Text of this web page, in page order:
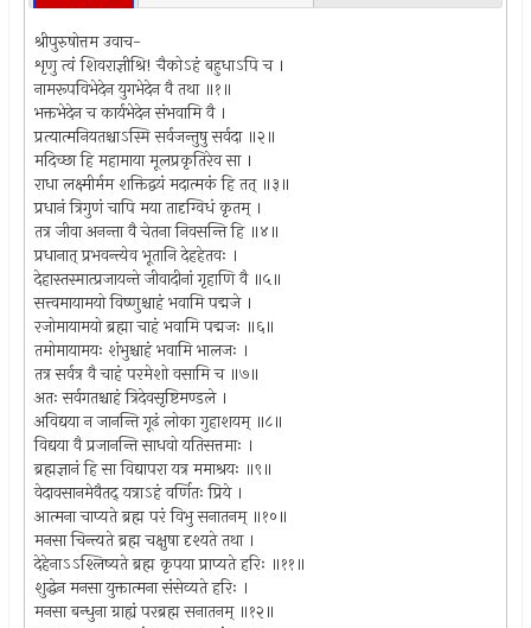
श्रीपुरुषोत्तम उवाच-
शृणु त्वं शिवराज्ञीश्रि! चैकोऽहं बहुधाऽपि च ।
नामरूपविभेदेन युगभेदेन वै तथा ॥१॥
भक्तभेदेन च कार्यभेदेन संभवामि वै ।
प्रत्यात्मनियतश्चाऽस्मि सर्वजन्तुषु सर्वदा ॥२॥
मदिच्छा हि महामाया मूलप्रकृतिरेव सा ।
राधा लक्ष्मीर्मम शक्तिद्वयं मदात्मकं हि तत् ॥३॥
प्रधानं त्रिगुणं चापि मया तादृग्विधं कृतम् ।
तत्र जीवा अनन्ता वै चेतना निवसन्ति हि ॥४॥
प्रधानात् प्रभवन्त्येव भूतानि देहहेतवः ।
देहास्तस्मात्प्रजायन्ते जीवादीनां गृहाणि वै ॥५॥
सत्त्वमायामयो विष्णुश्चाहं भवामि पद्मजे ।
रजोमायामयो ब्रह्मा चाहं भवामि पद्मजः ॥६॥
तमोमायामयः शंभुश्चाहं भवामि भालजः ।
तत्र सर्वत्र वै चाहं परमेशो वसामि च ॥७॥
अतः सर्वगतश्चाहं त्रिदेवसृष्टिमण्डले ।
अविद्यया न जानन्ति गूढं लोका गुहाशयम् ॥८॥
विद्यया वै प्रजानन्ति साधवो यतिसत्तमाः ।
ब्रह्मज्ञानं हि सा विद्यापरा यत्र ममाश्रयः ॥९॥
वेदावसानमेवैतद् यत्राऽहं वर्णितः प्रिये ।
आत्मना चाप्यते ब्रह्म परं विभु सनातनम् ॥१०॥
मनसा चिन्त्यते ब्रह्म चक्षुषा दृश्यते तथा ।
देहेनाऽऽश्लिष्यते ब्रह्म कृपया प्राप्यते हरिः ॥११॥
शुद्धेन मनसा युक्तात्मना संसेव्यते हरिः ।
मनसा बन्धुना ग्राह्यं परब्रह्म सनातनम् ॥१२॥